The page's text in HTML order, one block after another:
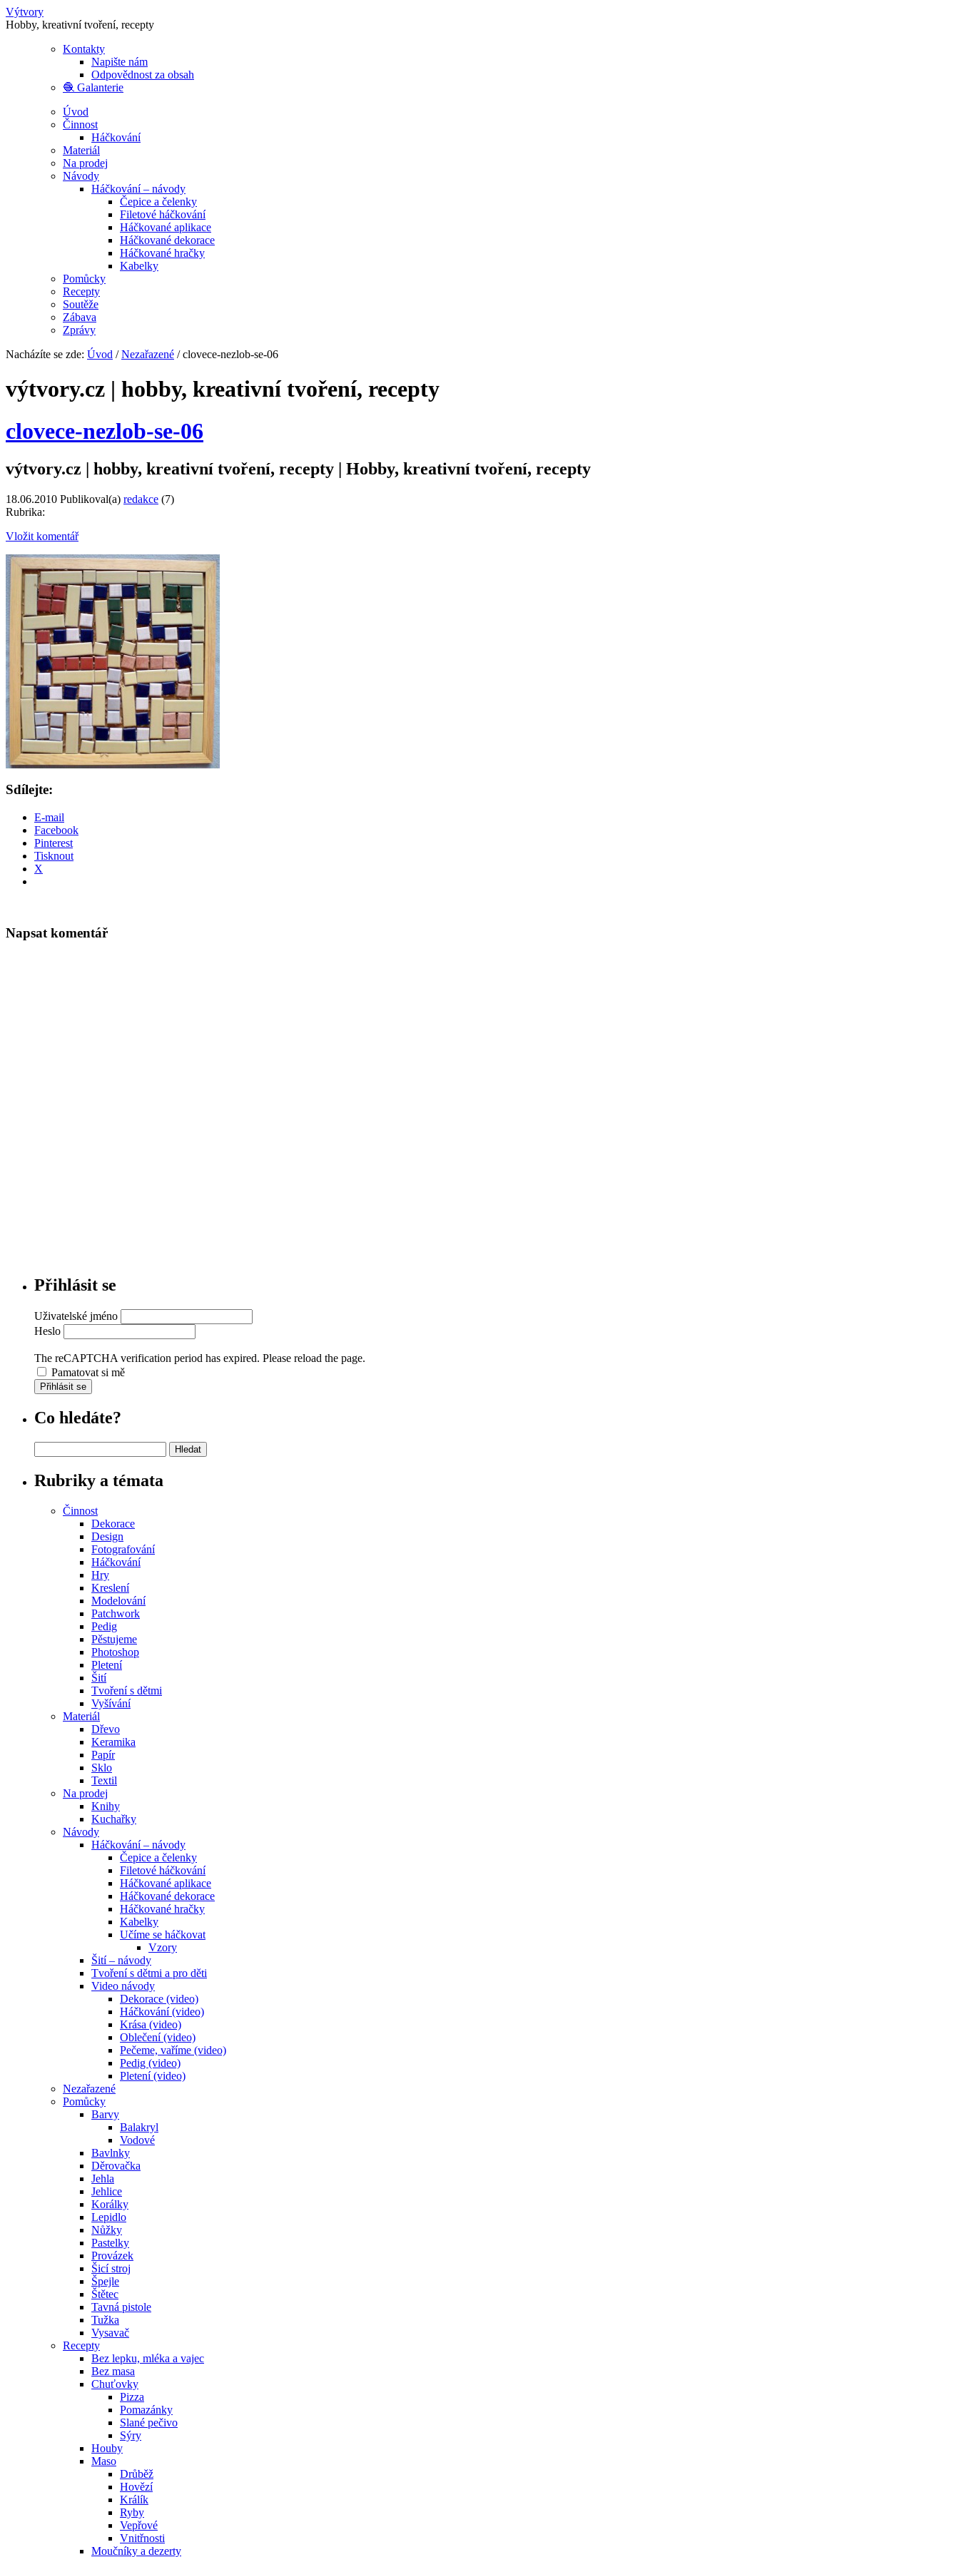
Výtvory
Hobby, kreativní tvoření, recepty
Kontakty
Napište nám
Odpovědnost za obsah
🧶 Galanterie
Úvod
Činnost
Háčkování
Materiál
Na prodej
Návody
Háčkování – návody
Čepice a čelenky
Filetové háčkování
Háčkované aplikace
Háčkované dekorace
Háčkované hračky
Kabelky
Pomůcky
Recepty
Soutěže
Zábava
Zprávy
Nacházíte se zde: Úvod /Nezařazené / clovece-nezlob-se-06
výtvory.cz | hobby, kreativní tvoření, recepty
clovece-nezlob-se-06
výtvory.cz | hobby, kreativní tvoření, recepty | Hobby, kreativní tvoření, recepty
18.06.2010 Publikoval(a) redakce (7)
Rubrika:
Vložit komentář
Sdílejte:
E-mail
Facebook
Pinterest
Tisknout
X
Napsat komentář
Přihlásit se
Uživatelské jméno
Heslo
The reCAPTCHA verification period has expired. Please reload the page.
Pamatovat si mě
Přihlásit se
Co hledáte?
Rubriky a témata
Činnost
Dekorace
Design
Fotografování
Háčkování
Hry
Kreslení
Modelování
Patchwork
Pedig
Pěstujeme
Photoshop
Pletení
Šití
Tvoření s dětmi
Vyšívání
Materiál
Dřevo
Keramika
Papír
Sklo
Textil
Na prodej
Knihy
Kuchařky
Návody
Háčkování – návody
Čepice a čelenky
Filetové háčkování
Háčkované aplikace
Háčkované dekorace
Háčkované hračky
Kabelky
Učíme se háčkovat
Vzory
Šití – návody
Tvoření s dětmi a pro děti
Video návody
Dekorace (video)
Háčkování (video)
Krása (video)
Oblečení (video)
Pečeme, vaříme (video)
Pedig (video)
Pletení (video)
Nezařazené
Pomůcky
Barvy
Balakryl
Vodové
Bavlnky
Děrovačka
Jehla
Jehlice
Korálky
Lepidlo
Nůžky
Pastelky
Provázek
Šicí stroj
Špejle
Štětec
Tavná pistole
Tužka
Vysavač
Recepty
Bez lepku, mléka a vajec
Bez masa
Chuťovky
Pizza
Pomazánky
Slané pečivo
Sýry
Houby
Maso
Drůběž
Hovězí
Králík
Ryby
Vepřové
Vnitřnosti
Moučníky a dezerty